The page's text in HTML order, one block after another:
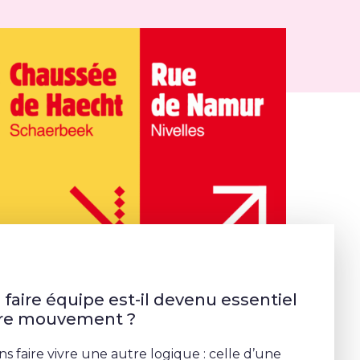
faire équipe est-il devenu essentiel
mouvement ?
faire vivre une autre logique : celle d’une